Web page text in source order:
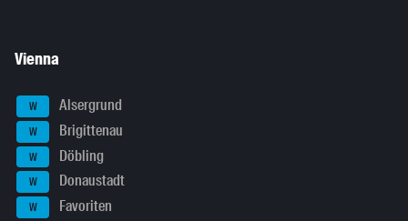
Vienna
W Alsergrund
W Brigittenau
W Döbling
W Donaustadt
W Favoriten